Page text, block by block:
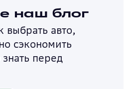
наш блог
выбрать авто,
сэкономить
перед